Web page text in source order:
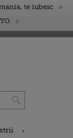
te iubesc